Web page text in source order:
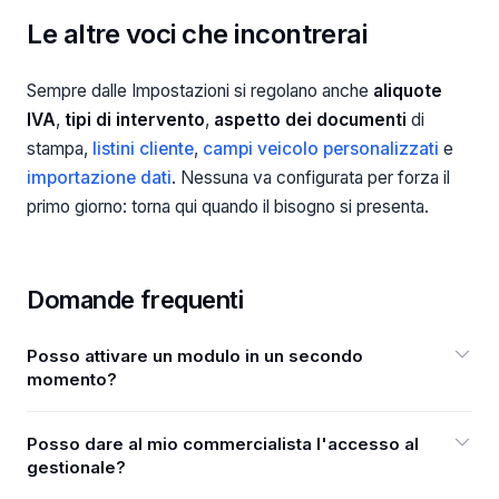
Le altre voci che incontrerai
Sempre dalle Impostazioni si regolano anche aliquote
IVA, tipi di intervento, aspetto dei documenti di
stampa, listini cliente, campi veicolo personalizzati e
importazione dati. Nessuna va configurata per forza il
primo giorno: torna qui quando il bisogno si presenta.
Domande frequenti
Posso attivare un modulo in un secondo
momento?
funzionalità. L'attivazione è immediata e il modulo
compare nel menu; allo stesso modo puoi disattivare
Posso dare al mio commercialista l'accesso al
gestionale?